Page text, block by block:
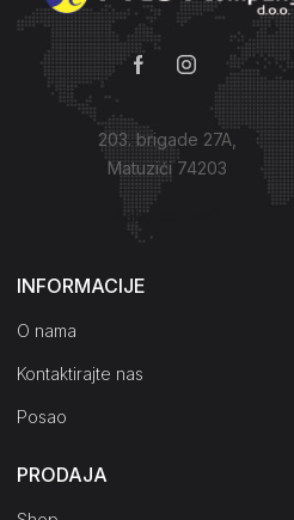
203. brigade 27A,
Matuzići 74203
Kako do nas?
INFORMACIJE
O nama
Kontaktirajte nas
Posao
PRODAJA